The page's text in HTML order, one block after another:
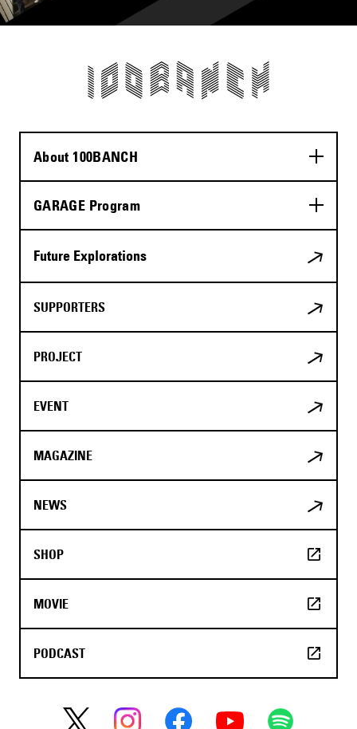
About 100BANCH
GARAGE Program
Future Explorations
SUPPORTERS
PROJECT
EVENT
MAGAZINE
NEWS
SHOP
MOVIE
PODCAST